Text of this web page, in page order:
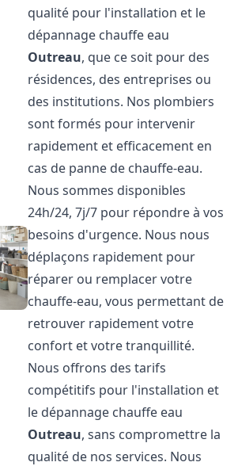
qualité pour l'installation et le
dépannage chauffe eau
Outreau, que ce soit pour des
résidences, des entreprises ou
des institutions. Nos plombiers
sont formés pour intervenir
rapidement et efficacement en
cas de panne de chauffe-eau.
Nous sommes disponibles
24h/24, 7j/7 pour répondre à vos
besoins d'urgence. Nous nous
déplaçons rapidement pour
réparer ou remplacer votre
chauffe-eau, vous permettant de
retrouver rapidement votre
confort et votre tranquillité.
Nous offrons des tarifs
compétitifs pour l'installation et
le dépannage chauffe eau
Outreau, sans compromettre la
qualité de nos services. Nous